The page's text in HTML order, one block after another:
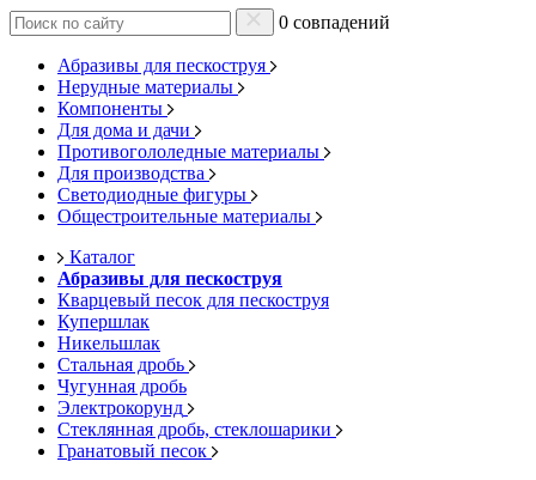
0 совпадений
Абразивы для пескоструя
Нерудные материалы
Компоненты
Для дома и дачи
Противогололедные материалы
Для производства
Светодиодные фигуры
Общестроительные материалы
Каталог
Абразивы для пескоструя
Кварцевый песок для пескоструя
Купершлак
Никельшлак
Стальная дробь
Чугунная дробь
Электрокорунд
Стеклянная дробь, стеклошарики
Гранатовый песок